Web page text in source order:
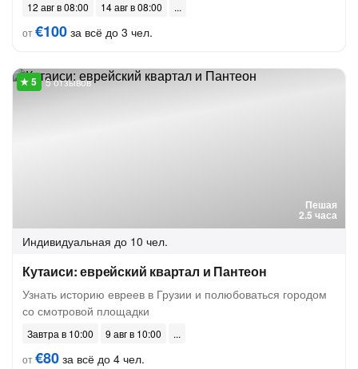
12 авг в 08:00
14 авг в 08:00
от€100 за всё до 3 чел.
Пешая
2.5 часа
5 отзывов
Индивидуальная до 10 чел.
Кутаиси: еврейский квартал и Пантеон
Узнать историю евреев в Грузии и полюбоваться городом
со смотровой площадки
Завтра в 10:00
9 авг в 10:00
от€80 за всё до 4 чел.